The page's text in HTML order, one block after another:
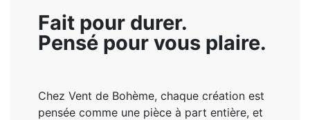
Fait pour durer.
Pensé pour vous plaire.
Chez Vent de Bohème, chaque création est
pensée comme une pièce à part entière, et